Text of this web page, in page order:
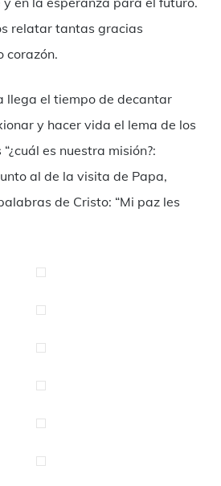
relatar tantas gracias
corazón.
llega el tiempo de decantar
y hacer vida el lema de los
es nuestra misión?:
al de la visita de Papa,
de Cristo: “Mi paz les